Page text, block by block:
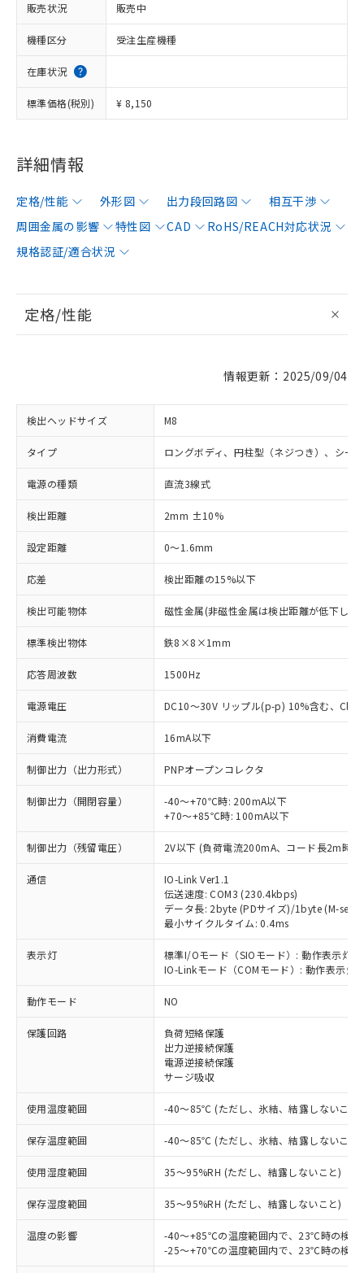
販売状況 販売中
機種区分 受注生産機種
在庫状況
標準価格(税別) ¥ 8,150
詳細情報
定格/性能 外形図 出力段回路図
相互干渉
周囲金属の影響
特性図 CAD
RoHS/REACH対応状況
規格認証/適合状況
定格/性能
情報更新：2025/09/04
検出ヘッドサイズ M8
タイプ ロングボディ、円柱型（ネジつき）、シー
電源の種類 直流3線式
検出距離 2mm ±10%
設定距離 0～1.6mm
応差 検出距離の15%以下
検出可能物体 磁性金属(非磁性金属は検出距離が低下しま
標準検出物体 鉄8×8×1mm
応答周波数 1500Hz
電源電圧 DC10～30V リップル(p-p) 10%含む、
消費電流 16mA以下
制御出力（出力形式） PNPオープンコレクタ
制御出力（開閉容量）
-40～+70℃時: 200mA以下
+70～+85℃時: 100mA以下
制御出力（残留電圧） 2V以下 (負荷電流200mA、コード長2m時)
通信
IO-Link Ver1.1
伝送速度: COM3 (230.4kbps)
データ長: 2byte (PDサイズ)/1byte (M-
最小サイクルタイム: 0.4ms
表示灯
標準I/Oモード（SIOモード）: 動作表示灯(
IO-Linkモード（COMモード）: 動作表示
動作モード NO
保護回路
負荷短絡保護
出力逆接続保護
電源逆接続保護
サージ吸収
使用温度範囲 -40～85℃ (ただし、氷結、結露しないこと)
保存温度範囲 -40～85℃ (ただし、氷結、結露しないこと)
使用湿度範囲 35～95%RH (ただし、結露しないこと)
保存湿度範囲 35～95%RH (ただし、結露しないこと)
温度の影響
-40～+85℃の温度範囲内で、23℃時の検
-25～+70℃の温度範囲内で、23℃時の検
ご利用条件
以下の条件をお読みいただき、同意のうえ
ご利用ください。
本サービスは、当社制御機器事業取扱
商品の当社在庫状況および標準価格
(税抜)を提供させていただくもので
当社制御機器事業取扱商品の中には、
本サービスの対象外となる商品もある
ことをご了承ください。
対応済み：EU RoHS指令（10物質）の
非含有に対応した製品が提供可能な商品で
す。
対応予定：EU RoHS指令（10物質）の非含
有に対応した製品に切り替える予定のある
対応予定なし：EU RoHS指令（10物質）の
非含有に非対応の商品で、対応品を出す予
定はありません。
調査・確認中：EU RoHS指令（10物質）の
非含有の対応状況を調査中または確認中の
非該当品：ライセンス料など無形物で、有
仕入先様の事情により、非含有部品として
いたものが、含有品と判明した場合などや
※1 中国RoHS○×表
「○」：最大均質材料含有率が中国RoHSの
基準値以下であることを示します。
「×」：最大均質材料含有率が中国RoHSの
基準値を超えていることを示します。
当社は、これら貴社製品のうち、外国